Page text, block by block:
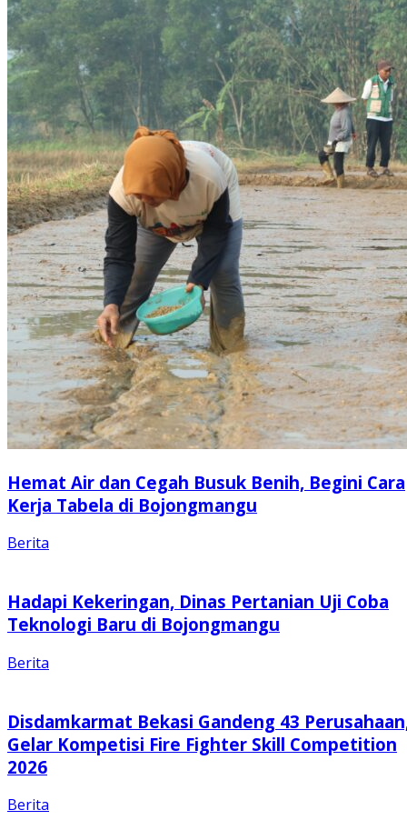
Hemat Air dan Cegah Busuk Benih, Begini Cara
Kerja Tabela di Bojongmangu
Berita
Hadapi Kekeringan, Dinas Pertanian Uji Coba
Teknologi Baru di Bojongmangu
Berita
Disdamkarmat Bekasi Gandeng 43
Gelar Kompetisi Fire Fighter Skill Competition
2026
Berita